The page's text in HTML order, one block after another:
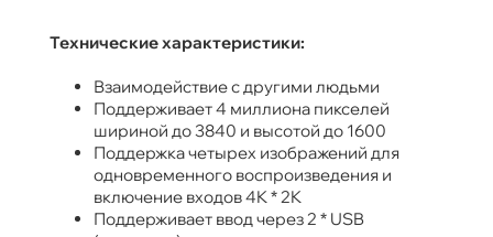
Технические характеристики:
Взаимодействие с другими людьми
Поддерживает 4 миллиона пикселей
шириной до 3840 и высотой до 1600
Поддержка четырех изображений для
одновременного воспроизведения и
включение входов 4K * 2K
Поддерживает ввод через 2 * USB